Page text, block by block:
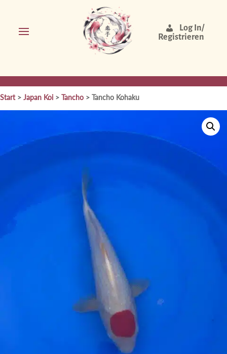
Log In/
Registrieren
Start> Japan Koi > Tancho > Tancho Kohaku